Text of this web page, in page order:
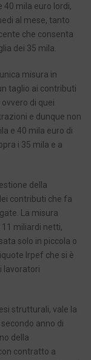
40 mila euro lordi,
al mese, tanto
che consenta
dei 35 mila.
misura in
taglio ai contributi
di quei
e dunque non
e 40 mila euro di
i 35 mila e a
della
contributi che fa
La misura
miliardi netti,
solo in piccola o
Irpef che si è
lavoratori
strutturali, vale la
anno di
della
contratto a